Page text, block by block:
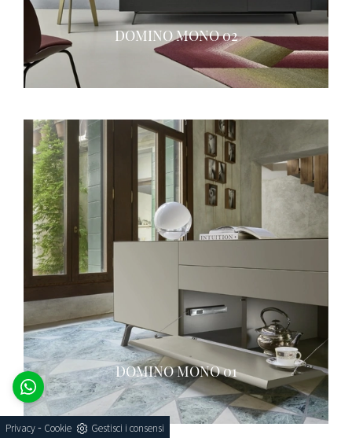
DOMINO MONO 02
DOMINO MONO 01
Privacy- Cookie Gestisci i consensi